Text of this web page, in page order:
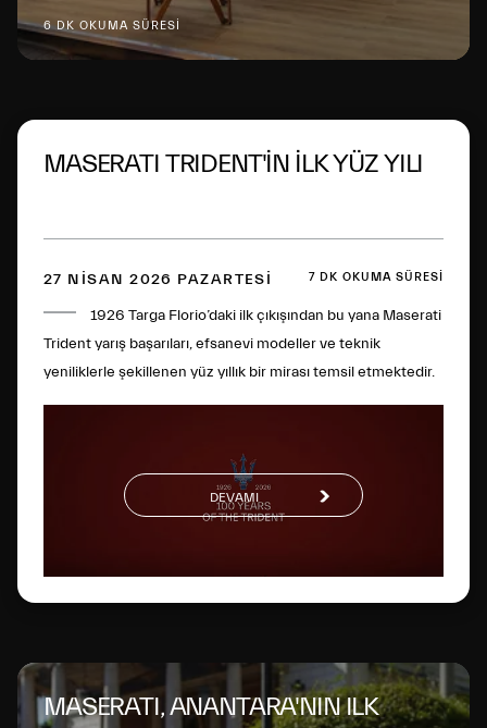
6 DK OKUMA SÜRESİ
MASERATI TRIDENT'İN İLK YÜZ YILI
27 NISAN 2026 PAZARTESI 7 DK OKUMA SÜRESİ
1926 Targa Florio’daki ilk çıkışından bu yana Maserati
Trident yarış başarıları, efsanevi modeller ve teknik
yeniliklerle şekillenen yüz yıllık bir mirası temsil etmektedir.
DEVAMI
MASERATI, ANANTARA'NIN ILK